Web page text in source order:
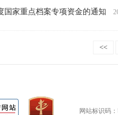
国家重点档案专项资金的通知
<<
网站标识码